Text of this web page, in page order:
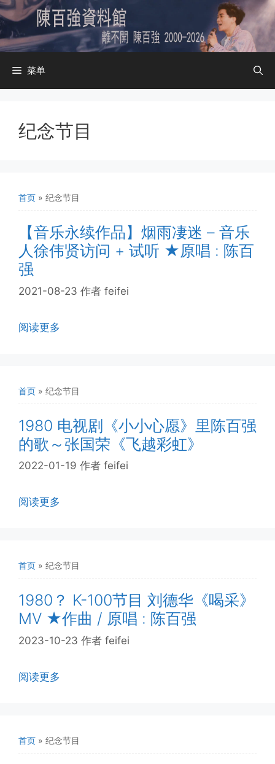
跳
至
内
容
菜单
纪念节目
首页 » 纪念节目
【音乐永续作品】烟雨凄迷 – 音乐
人徐伟贤访问 + 试听 ★原唱 : 陈百
强
2021-08-23 作者 feifei
阅读更多
首页 » 纪念节目
1980 电视剧《小小心愿》里陈百强
的歌～张国荣《飞越彩虹》
2022-01-19 作者 feifei
阅读更多
首页 » 纪念节目
1980？ K-100节目 刘德华《喝采》
MV ★作曲 / 原唱 : 陈百强
2023-10-23 作者 feifei
阅读更多
首页 » 纪念节目